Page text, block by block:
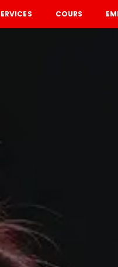
COURS